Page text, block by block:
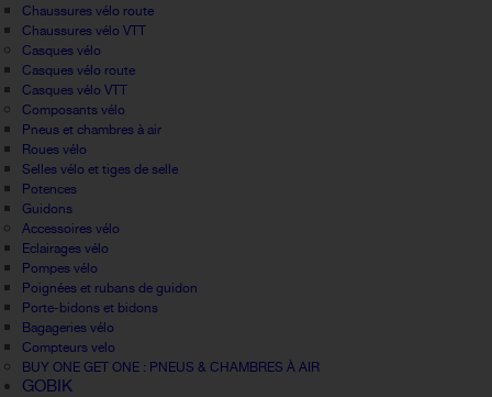
Chaussures vélo route
Chaussures vélo VTT
Casques vélo
Casques vélo route
Casques vélo VTT
Composants vélo
Pneus et chambres à air
Roues vélo
Selles vélo et tiges de selle
Potences
Guidons
Accessoires vélo
Eclairages vélo
Pompes vélo
Poignées et rubans de guidon
Porte-bidons et bidons
Bagageries vélo
Compteurs velo
BUY ONE GET ONE : PNEUS & CHAMBRES À AIR
GOBIK